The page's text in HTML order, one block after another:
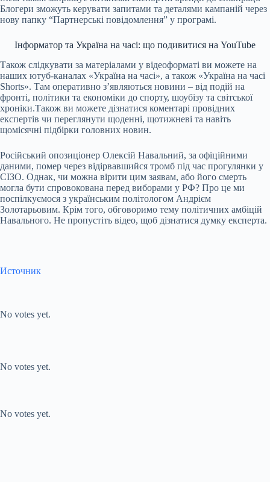
Блогери зможуть керувати запитами та деталями кампаній через
нову папку “Партнерські повідомлення” у програмі.
Інформатор та Україна на часі: що подивитися на YouTube
Також слідкувати за матеріалами у відеоформаті ви можете на
наших ютуб-каналах «Україна на часі», а також «Україна на часі
Shorts». Там оперативно зʼявляються новини – від подій на
фронті, політики та економіки до спорту, шоубізу та світської
хроніки.Також ви можете дізнатися коментарі провідних
експертів чи переглянути щоденні, щотижневі та навіть
щомісячні підбірки головних новин.
Російський опозиціонер Олексій Навальний, за офіційними
даними, помер через відірвавшийся тромб під час прогулянки у
СІЗО. Однак, чи можна вірити цим заявам, або його смерть
могла бути спровокована перед виборами у РФ? Про це ми
поспілкуємося з українським політологом Андрієм
Золотарьовим. Крім того, обговоримо тему політичних амбіцій
Навального. Не пропустіть відео, щоб дізнатися думку експерта.
Источник
No votes yet.
No votes yet.
No votes yet.